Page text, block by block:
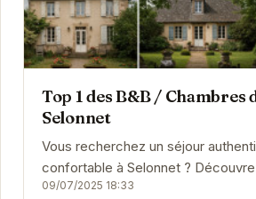
Top 1 des B&B / Chambres
Selonnet
Vous recherchez un séjour
confortable à Selonnet ? Découvrez notre
sélection de charme de
09/07/2025 18:33